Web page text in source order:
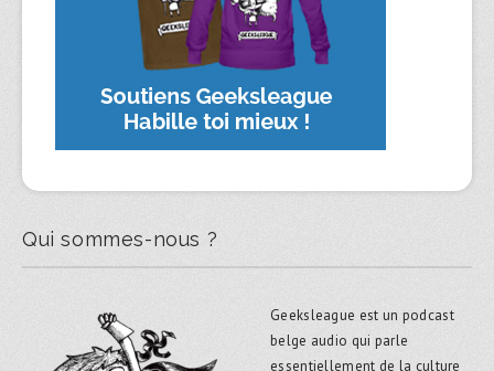
Qui sommes-nous ?
Geeksleague est un podcast
belge audio qui parle
essentiellement de la culture